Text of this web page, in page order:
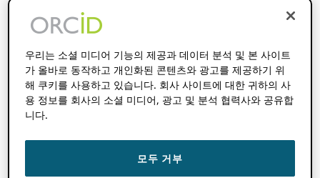
변환할 수 있도록 지원합니다. 이 비영
다 정확성을 우선시하는 커뮤니티 중심
의 공간을 제공하여 연구자들이 학술
소통 인프라를 되찾을 수 있도록 지원
Bonfire Open Science
Network에 대한 자세한 정보
우리는 소셜 미디어 기능의 제공과 데이터 분석 및 본 사이트
가 올바로 동작하고 개인화된 콘텐츠와 광고를 제공하기 위
해 쿠키를 사용하고 있습니다. 회사 사이트에 대한 귀하의 사
용 정보를 회사의 소셜 미디어, 광고 및 분석 협력사와 공유합
니다.
모두 거부